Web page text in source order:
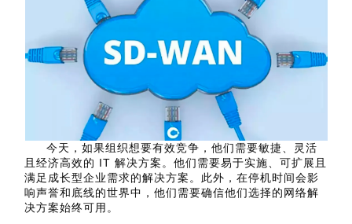
今天，如果组织想要有效竞争，他们需要敏捷、灵活
且经济高效的 IT 解决方案。他们需要易于实施、可扩展且
满足成长型企业需求的解决方案。此外，在停机时间会影
响声誉和底线的世界中，他们需要确信他们选择的网络解
决方案始终可用。